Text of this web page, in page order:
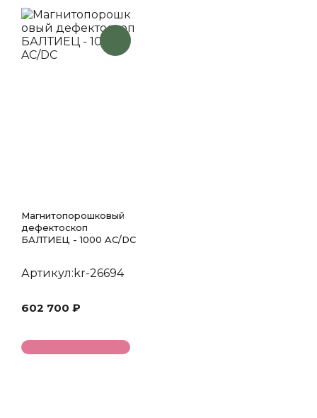
Магнитопорошковый
дефектоскоп
БАЛТИЕЦ - 1000 AC/DC
Артикул:kr-26694
602 700 ₽